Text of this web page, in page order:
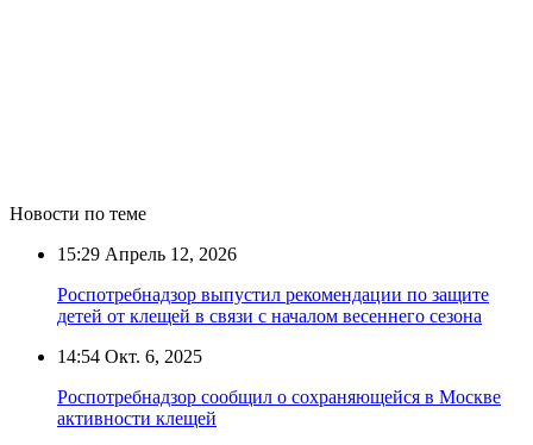
Новости по теме
15:29 Апрель 12, 2026
Роспотребнадзор выпустил рекомендации по защите
детей от клещей в связи с началом весеннего сезона
14:54 Окт. 6, 2025
Роспотребнадзор сообщил о сохраняющейся в Москве
активности клещей